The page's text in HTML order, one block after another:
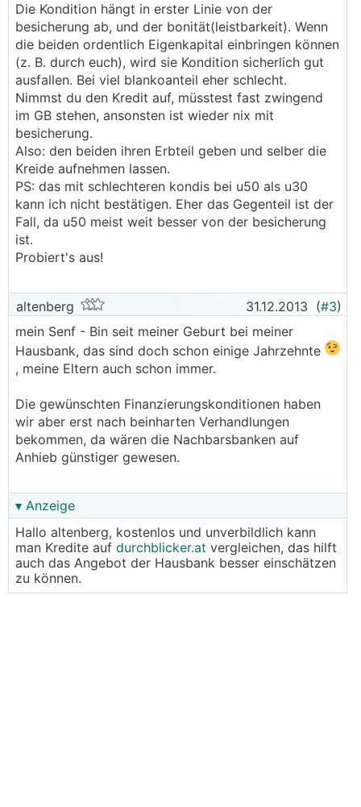
Die Kondition hängt in erster Linie von der
besicherung ab, und der bonität(leistbarkeit). Wenn
die beiden ordentlich Eigenkapital einbringen können
(z. B. durch euch), wird sie Kondition sicherlich gut
ausfallen. Bei viel blankoanteil eher schlecht.
Nimmst du den Kredit auf, müsstest fast zwingend
im GB stehen, ansonsten ist wieder nix mit
besicherung.
Also: den beiden ihren Erbteil geben und selber die
Kreide aufnehmen lassen.
PS: das mit schlechteren kondis bei u50 als u30
kann ich nicht bestätigen. Eher das Gegenteil ist der
Fall, da u50 meist weit besser von der besicherung
ist.
Probiert's aus!
altenberg 31.12.2013 (#3)
mein Senf - Bin seit meiner Geburt bei meiner
Hausbank, das sind doch schon einige Jahrzehnte
, meine Eltern auch schon immer.
Die gewünschten Finanzierungskonditionen haben
wir aber erst nach beinharten Verhandlungen
bekommen, da wären die Nachbarsbanken auf
Anhieb günstiger gewesen.
▾ Anzeige
Hallo altenberg, kostenlos und unverbildlich kann
man Kredite auf durchblicker.at vergleichen, das hilft
auch das Angebot der Hausbank besser einschätzen
zu können.